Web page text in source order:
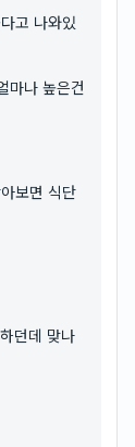
고 나와있
마나 높은건
보면 식단
던데 맞나